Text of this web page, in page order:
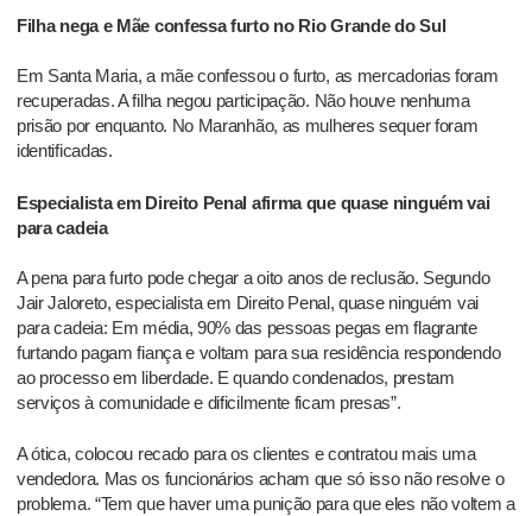
Filha nega e Mãe confessa furto no Rio Grande do Sul
Em Santa Maria, a mãe confessou o furto, as mercadorias foram
recuperadas. A filha negou participação. Não houve nenhuma
prisão por enquanto. No Maranhão, as mulheres sequer foram
identificadas.
Especialista em Direito Penal afirma que quase ninguém vai
para cadeia
A pena para furto pode chegar a oito anos de reclusão. Segundo
Jair Jaloreto, especialista em Direito Penal, quase ninguém vai
para cadeia: Em média, 90% das pessoas pegas em flagrante
furtando pagam fiança e voltam para sua residência respondendo
ao processo em liberdade. E quando condenados, prestam
serviços à comunidade e dificilmente ficam presas”.
A ótica, colocou recado para os clientes e contratou mais uma
vendedora. Mas os funcionários acham que só isso não resolve o
problema. “Tem que haver uma punição para que eles não voltem a